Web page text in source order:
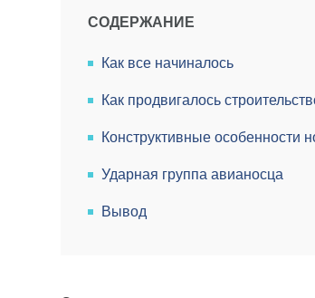
СОДЕРЖАНИЕ
Как все начиналось
Как продвигалось
Конструктивные особенности
Ударная группа авианосца
Вывод